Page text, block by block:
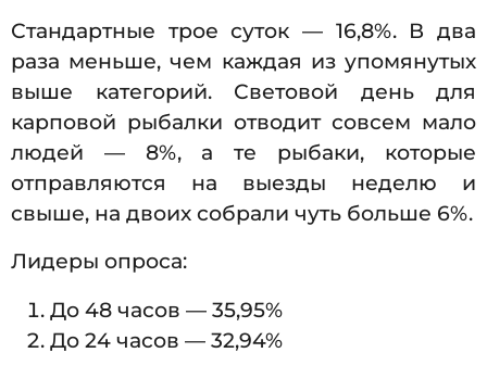
Стандартные трое суток — 16,8%. В два
раза меньше, чем каждая из упомянутых
выше категорий. Световой день для
карповой рыбалки отводит совсем мало
людей — 8%, а те рыбаки, которые
отправляются на выезды неделю и
свыше, на двоих собрали чуть больше 6%.
Лидеры опроса:
До 48 часов — 35,95%
До 24 часов — 32,94%